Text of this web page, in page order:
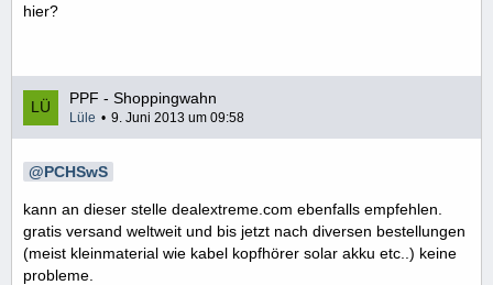
hier?
PPF - Shoppingwahn
Lüle 9. Juni 2013 um 09:58
PCHSwS
kann an dieser stelle dealextreme.com ebenfalls empfehlen.
gratis versand weltweit und bis jetzt nach diversen bestellungen
(meist kleinmaterial wie kabel kopfhörer solar akku etc..) keine
probleme.